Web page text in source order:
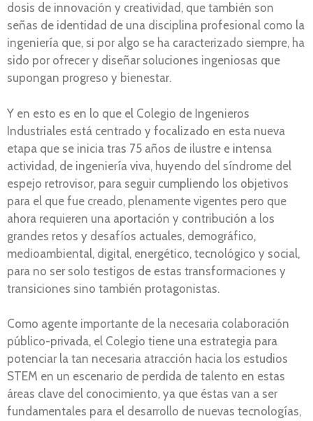
dosis de innovación y creatividad, que también son
señas de identidad de una disciplina profesional como la
ingeniería que, si por algo se ha caracterizado siempre, ha
sido por ofrecer y diseñar soluciones ingeniosas que
supongan progreso y bienestar.
Y en esto es en lo que el Colegio de Ingenieros
Industriales está centrado y focalizado en esta nueva
etapa que se inicia tras 75 años de ilustre e intensa
actividad, de ingeniería viva, huyendo del síndrome del
espejo retrovisor, para seguir cumpliendo los objetivos
para el que fue creado, plenamente vigentes pero que
ahora requieren una aportación y contribución a los
grandes retos y desafíos actuales, demográfico,
medioambiental, digital, energético, tecnológico y social,
para no ser solo testigos de estas transformaciones y
transiciones sino también protagonistas.
Como agente importante de la necesaria colaboración
público-privada, el Colegio tiene una estrategia para
potenciar la tan necesaria atracción hacia los estudios
STEM en un escenario de perdida de talento en estas
áreas clave del conocimiento, ya que éstas van a ser
fundamentales para el desarrollo de nuevas tecnologías,